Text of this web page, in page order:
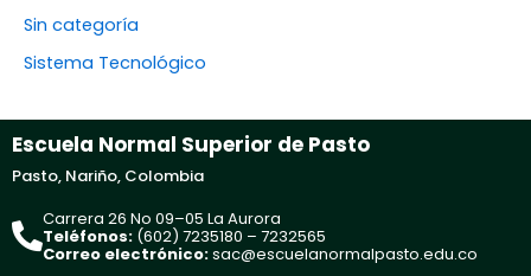
Sin categoría
Sistema Tecnológico
Escuela Normal Superior de Pasto
Pasto, Nariño, Colombia
Carrera 26 No 09–05 La Aurora
Teléfonos: (602) 7235180 – 7232565
Correo electrónico:sac@escuelanormalpasto.edu.co